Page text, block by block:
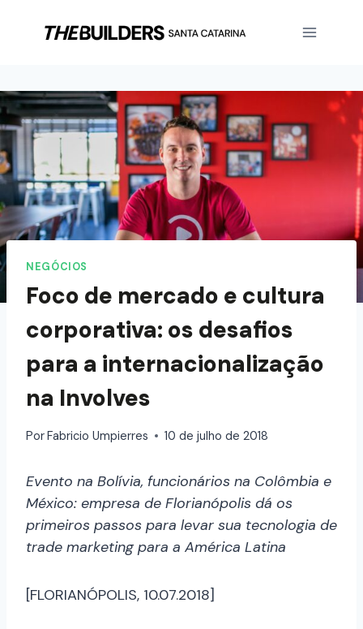
NEGÓCIOS
Foco de mercado e cultura
corporativa: os desafios
para a internacionalização
na Involves
PorFabricio Umpierres 10 de julho de 2018
Evento na Bolívia, funcionários na Colômbia e
México: empresa de Florianópolis dá os
primeiros passos para levar sua tecnologia de
trade marketing para a América Latina
[FLORIANÓPOLIS, 10.07.2018]